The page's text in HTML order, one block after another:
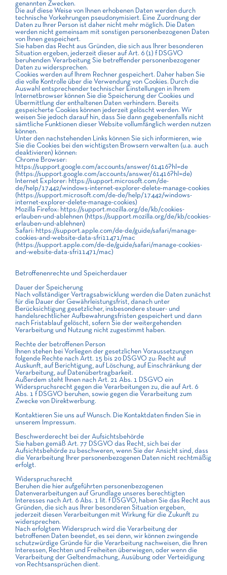
genannten Zwecken.
Die auf diese Weise von Ihnen erhobenen Daten werden durch
technische Vorkehrungen pseudonymisiert. Eine Zuordnung der
Daten zu Ihrer Person ist daher nicht mehr möglich. Die Daten
werden nicht gemeinsam mit sonstigen personenbezogenen Daten
von Ihnen gespeichert.
Sie haben das Recht aus Gründen, die sich aus Ihrer besonderen
Situation ergeben, jederzeit dieser auf Art. 6 (1) f DSGVO
beruhenden Verarbeitung Sie betreffender personenbezogener
Daten zu widersprechen.
Cookies werden auf Ihrem Rechner gespeichert. Daher haben Sie
die volle Kontrolle über die Verwendung von Cookies. Durch die
Auswahl entsprechender technischer Einstellungen in Ihrem
Internetbrowser können Sie die Speicherung der Cookies und
Übermittlung der enthaltenen Daten verhindern. Bereits
gespeicherte Cookies können jederzeit gelöscht werden. Wir
weisen Sie jedoch darauf hin, dass Sie dann gegebenenfalls nicht
sämtliche Funktionen dieser Website vollumfänglich werden nutzen
können.
Unter den nachstehenden Links können Sie sich informieren, wie
Sie die Cookies bei den wichtigsten Browsern verwalten (u.a. auch
deaktivieren) können:
Chrome Browser:
https://support.google.com/accounts/answer/61416?hl=de
(https://support.google.com/accounts/answer/61416?hl=de)
Internet Explorer: https://support.microsoft.com/de-
de/help/17442/windows-internet-explorer-delete-manage-cookies
(https://support.microsoft.com/de-de/help/17442/windows-
internet-explorer-delete-manage-cookies)
Mozilla Firefox: https://support.mozilla.org/de/kb/cookies-
erlauben-und-ablehnen (https://support.mozilla.org/de/kb/cookies-
erlauben-und-ablehnen)
Safari: https://support.apple.com/de-de/guide/safari/manage-
cookies-and-website-data-sfri11471/mac
(https://support.apple.com/de-de/guide/safari/manage-cookies-
and-website-data-sfri11471/mac)
Betroffenenrechte und Speicherdauer
Dauer der Speicherung
Nach vollständiger Vertragsabwicklung werden die Daten zunächst
für die Dauer der Gewährleistungsfrist, danach unter
Berücksichtigung gesetzlicher, insbesondere steuer- und
handelsrechtlicher Aufbewahrungsfristen gespeichert und dann
nach Fristablauf gelöscht, sofern Sie der weitergehenden
Verarbeitung und Nutzung nicht zugestimmt haben.
Rechte der betroffenen Person
Ihnen stehen bei Vorliegen der gesetzlichen Voraussetzungen
folgende Rechte nach Artt. 15 bis 20 DSGVO zu: Recht auf
Auskunft, auf Berichtigung, auf Löschung, auf Einschränkung der
Verarbeitung, auf Datenübertragbarkeit.
Außerdem steht Ihnen nach Art. 21 Abs. 1 DSGVO ein
Widerspruchsrecht gegen die Verarbeitungen zu, die auf Art. 6
Abs. 1 f DSGVO beruhen, sowie gegen die Verarbeitung zum
Zwecke von Direktwerbung.
Kontaktieren Sie uns auf Wunsch. Die Kontaktdaten finden Sie in
unserem Impressum.
Beschwerderecht bei der Aufsichtsbehörde
Sie haben gemäß Art. 77 DSGVO das Recht, sich bei der
Aufsichtsbehörde zu beschweren, wenn Sie der Ansicht sind, dass
die Verarbeitung Ihrer personenbezogenen Daten nicht rechtmäßig
erfolgt.
Widerspruchsrecht
Beruhen die hier aufgeführten personenbezogenen
Datenverarbeitungen auf Grundlage unseres berechtigten
Interesses nach Art. 6 Abs. 1 lit. f DSGVO, haben Sie das Recht aus
Gründen, die sich aus Ihrer besonderen Situation ergeben,
jederzeit diesen Verarbeitungen mit Wirkung für die Zukunft zu
widersprechen.
Nach erfolgtem Widerspruch wird die Verarbeitung der
betroffenen Daten beendet, es sei denn, wir können zwingende
schutzwürdige Gründe für die Verarbeitung nachweisen, die Ihren
Interessen, Rechten und Freiheiten überwiegen, oder wenn die
Verarbeitung der Geltendmachung, Ausübung oder Verteidigung
von Rechtsansprüchen dient.